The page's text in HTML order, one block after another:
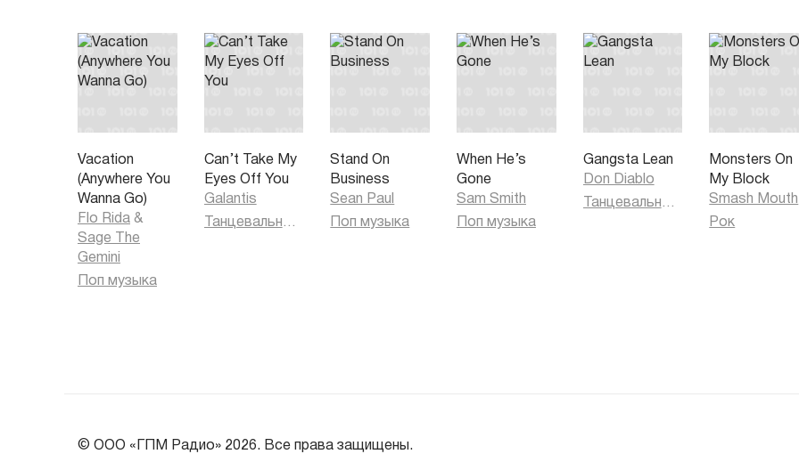
Vacation
(Anywhere You
Wanna Go)
Flo Rida &
Sage The
Gemini
Поп музыка
Can’t Take My
Eyes Off You
Galantis
Танцевальная музыка
Stand On
Business
Sean Paul
Поп музыка
When He’s
Gone
Sam Smith
Поп музыка
Gangsta Lean
Don Diablo
Танцевальная музыка
Monsters On
My Block
Smash Mouth
Рок
© ООО «ГПМ Радио» 2026. Все права защищены.